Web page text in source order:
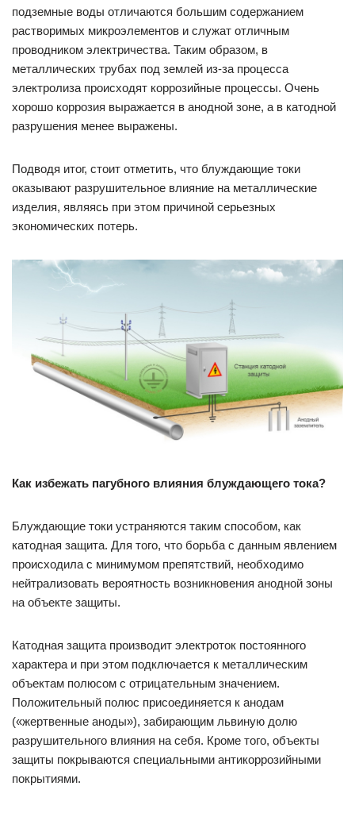
подземные воды отличаются большим содержанием
растворимых микроэлементов и служат отличным
проводником электричества. Таким образом, в
металлических трубах под землей из-за процесса
электролиза происходят коррозийные процессы. Очень
хорошо коррозия выражается в анодной зоне, а в катодной
разрушения менее выражены.
Подводя итог, стоит отметить, что блуждающие токи
оказывают разрушительное влияние на металлические
изделия, являясь при этом причиной серьезных
экономических потерь.
Как избежать пагубного влияния блуждающего тока?
Блуждающие токи устраняются таким способом, как
катодная защита. Для того, что борьба с данным явлением
происходила с минимумом препятствий, необходимо
нейтрализовать вероятность возникновения анодной зоны
на объекте защиты.
Катодная защита производит электроток постоянного
характера и при этом подключается к металлическим
объектам полюсом с отрицательным значением.
Положительный полюс присоединяется к анодам
(«жертвенные аноды»), забирающим львиную долю
разрушительного влияния на себя. Кроме того, объекты
защиты покрываются специальными антикоррозийными
покрытиями.